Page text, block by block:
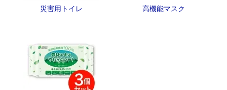
災害用トイレ 高機能マスク